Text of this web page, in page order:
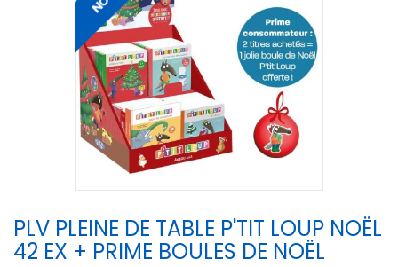
PLV PLEINE DE TABLE P'TIT LOUP NOËL
42 EX + PRIME BOULES DE NOËL